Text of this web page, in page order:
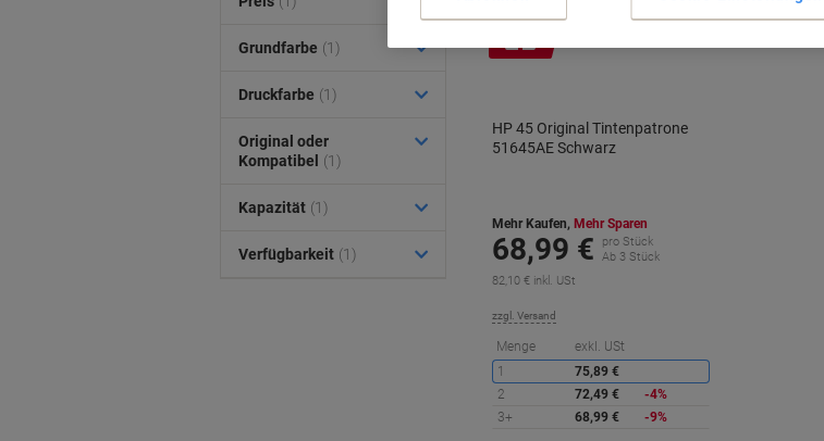
Inkl.
Geschenk
HP 45 Original Tintenpatrone
51645AE Schwarz
Mehr Kaufen, Mehr Sparen
68,99 €
pro Stück
Ab 3 Stück
82,10 € inkl. USt
zzgl. Versand
Menge exkl. USt
1
75,89 €
2
72,49 €
-4%
3+
68,99 € -9%
Grundfarbe (1)
Druckfarbe (1)
Original oder
Kompatibel
(1)
Kapazität (1)
Verfügbarkeit (1)